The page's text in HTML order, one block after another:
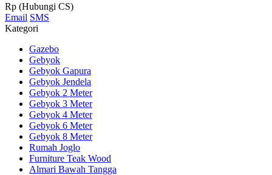
Rp (Hubungi CS)
Email SMS
Kategori
Gazebo
Gebyok
Gebyok Gapura
Gebyok Jendela
Gebyok 2 Meter
Gebyok 3 Meter
Gebyok 4 Meter
Gebyok 6 Meter
Gebyok 8 Meter
Rumah Joglo
Furniture Teak Wood
Almari Bawah Tangga